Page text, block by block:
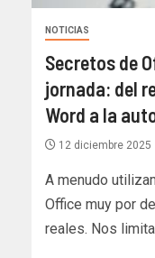
NOTICIAS
Secretos de
jornada: del
Word a la
12 diciembre 2025
A menudo
Office muy por
reales. Nos